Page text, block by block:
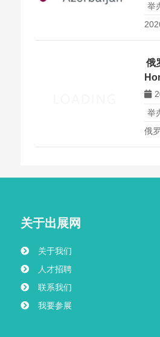
举
俄
举
俄
关于出展网
关于我们
人才招聘
联系我们
我要参展